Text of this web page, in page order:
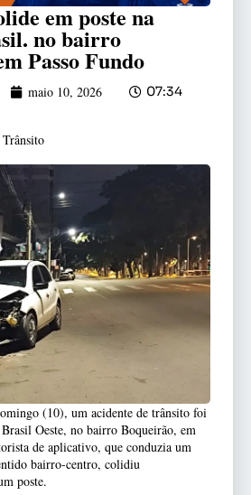
em poste na
no bairro
Passo Fundo
maio 10, 2026 07:34
Trânsito
(10), um acidente de trânsito foi
Oeste, no bairro Boqueirão, em
de aplicativo, que conduzia um
bairro-centro, colidiu
poste.